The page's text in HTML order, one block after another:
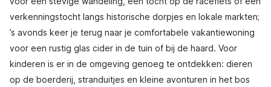
verkenningstocht langs historische dorpjes en lokale markten;
’s avonds keer je terug naar je comfortabele vakantiewoning
voor een rustig glas cider in de tuin of bij de haard. Voor
kinderen is er in de omgeving genoeg te ontdekken: dieren
op de boerderij, stranduitjes en kleine avonturen in het bos